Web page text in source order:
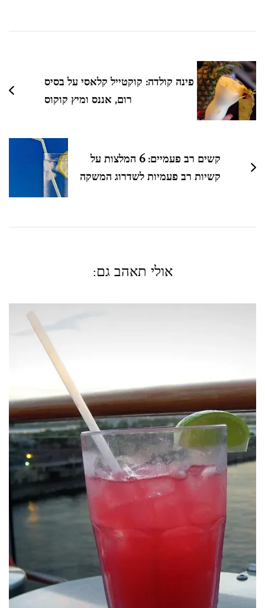
בפוסטים
פינה קולדה: קוקטייל קלאסי על בסיס
רום, אננס ומיץ קוקוס
קשים רב פעמיים: 6 המלצות על
קשיות רב פעמיות לשדרוג המשקה
אולי תאהב גם: